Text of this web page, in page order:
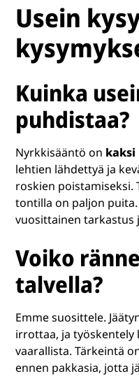
Usein
Kuinka
puhdistaa?
Nyrkkisääntö on kaksi
lehtien lähdettyä ja
roskien poistamiseksi.
tontilla on paljon
vuosittainen tarkastus
Voiko
talvella?
Emme suosittele.
irrottaa, ja työskentely
vaarallista. Tärkeintä
ennen pakkasia, jotta